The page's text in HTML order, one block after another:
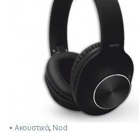
• Ακουστικά, Nod